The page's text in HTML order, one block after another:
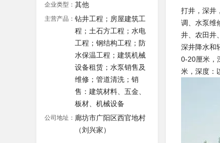
企业类型： 其他
主营产品： 钻井工程；房屋建筑工
程；土石方工程；水电
工程；钢结构工程；防
水保温工程；建筑机械
设备租赁；水泵销售及
维修；管道清洗；销
售：建筑材料、五金、
板材、机械设备
公司地址： 廊坊市广阳区西官地村
（刘兴家）
打井，深井
调、水泵维
井、农田井
深井降水和
0-20厘米，
米，深度：